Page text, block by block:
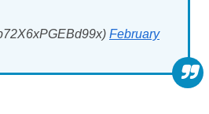
February